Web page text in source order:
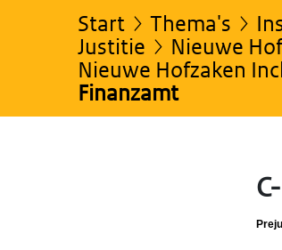
Start Thema's
Justitie
Nieuwe
Nieuwe Hofzaken
Finanzamt